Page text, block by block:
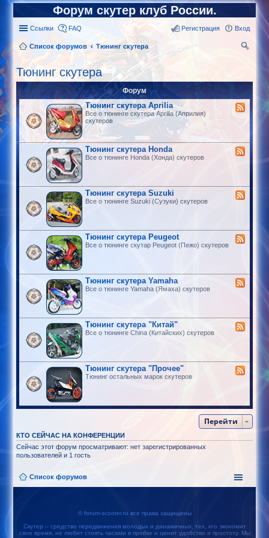
Форум скутер клуб России.
Ссылки FAQ Вход
Регистрация
Список форумов
Тюнинг скутера
Тюнинг скутера
Форум
Тюнинг скутера Aprilia
Все о тюнинге скутера Aprilia (Априлия)
скутеров
Тюнинг скутера Honda
Все о тюнинге Honda (Хонда) скутеров
Тюнинг скутера Suzuki
Все о тюнинге Suzuki (Сузуки) скутеров
Тюнинг скутера Peugeot
Все о тюнинге скутар Peugeot (Пежо) скутеров
Тюнинг скутера Yamaha
Все о тюнинге Yamaha (Ямаха) скутеров
Тюнинг скутера "Китай"
Все о тюнинге China (Китайских) скутеров
Тюнинг скутера "Прочее"
Тюнинг остальных марок скутеров
Перейти
КТО СЕЙЧАС НА КОНФЕРЕНЦИИ
Сейчас этот форум просматривают: нет зарегистрированных
пользователей и 1 гость
Список форумов
© forum-scooter.ru все права защищены
Скутер – средство передвижения молодых и динамичных, тех, кто экономит
свое время, не любит стоять часами в пробке и ценит удобство и простоту. Мы